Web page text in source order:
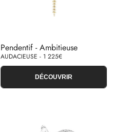
Pendentif - Ambitieuse
AUDACIEUSE - 1 225€
DÉCOUVRIR